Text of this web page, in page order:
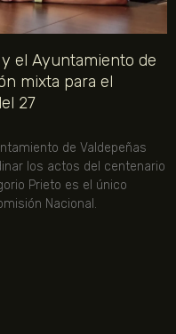
el Ayuntamiento de
mixta para el
27
de Valdepeñas
los actos del centenario
Prieto es el único
Nacional.